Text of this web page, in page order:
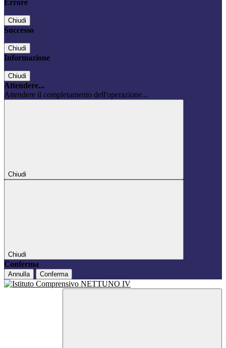
Errore
Chiudi
Successo
Chiudi
Informazione
Chiudi
Attendere...
Attendere il completamento dell'operazione...
Chiudi
Chiudi
Conferma
Annulla Conferma